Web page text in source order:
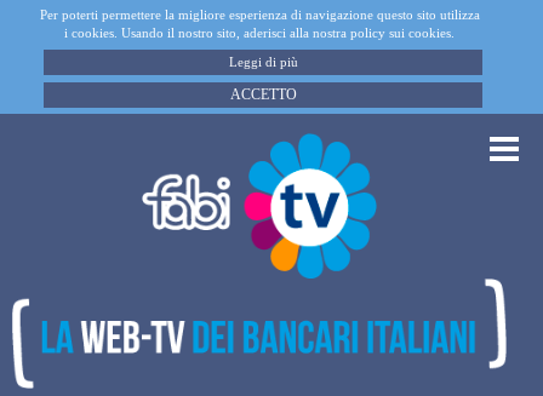
Per poterti permettere la migliore esperienza di navigazione questo sito utilizza
i cookies. Usando il nostro sito, aderisci alla nostra policy sui cookies.
Leggi di più
ACCETTO